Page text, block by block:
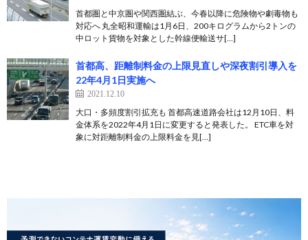
首都圏と中京圏や関西圏結ぶ、今春以降に危険物や劇毒物も
対応へ 丸全昭和運輸は1月6日、200キログラムから2トンの
中ロット貨物を対象とした幹線便輸送サ[…]
首都高、距離制料金の上限見直しや深夜割引導入を
22年4月1日実施へ
2021.12.10
大口・多頻度割引拡充も 首都高速道路会社は12月10日、料
金体系を2022年4月1日に変更すると発表した。 ETC車を対
象に対距離制料金の上限料金を見[…]